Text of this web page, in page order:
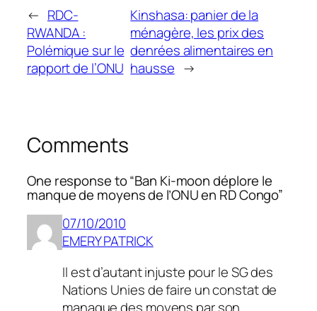
← RDC-
RWANDA :
Polémique sur le
rapport de l’ONU
Kinshasa: panier de la
ménagère, les prix des
denrées alimentaires en
hausse →
Comments
One response to “Ban Ki-moon déplore le
manque de moyens de l’ONU en RD Congo”
07/10/2010
EMERY PATRICK
Il est d’autant injuste pour le SG des
Nations Unies de faire un constat de
manaque des moyens par son